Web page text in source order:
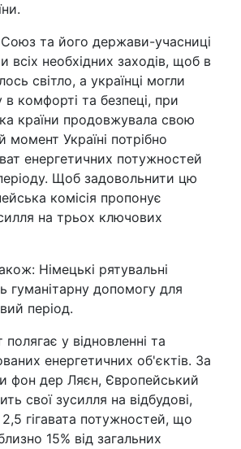
та його держави-учасниці
всіх необхідних заходів, щоб в
світло, а українці могли
комфорті та безпеці, при
країни продовжувала свою
момент Україні потрібно
енергетичних потужностей
Щоб задовольнити цю
комісія пропонує
на трьох ключових
Німецькі рятувальні
гуманітарну допомогу для
період.
у відновленні та
енергетичних об'єктів. За
фон дер Ляєн, Європейський
свої зусилля на відбудові,
гігавата потужностей, що
15% від загальних